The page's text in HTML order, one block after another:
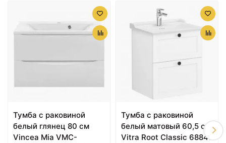
Тумба темный дуб 60,5
см Vincea Mia VMC-
Тумба дуб винтаж 60,5
см Vincea Mia VMC-
Тумба с раковиной
белый глянец 80 см
Vincea Mia VMC-
Тумба с раковиной
белый матовый 60,5 см
Vitra Root Classic 68848